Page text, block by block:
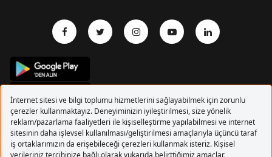
Copyrights 2017 Pegasus Hava Yolları. Tüm hakları
saklıdır.